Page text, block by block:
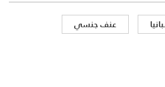
عنف جنسي